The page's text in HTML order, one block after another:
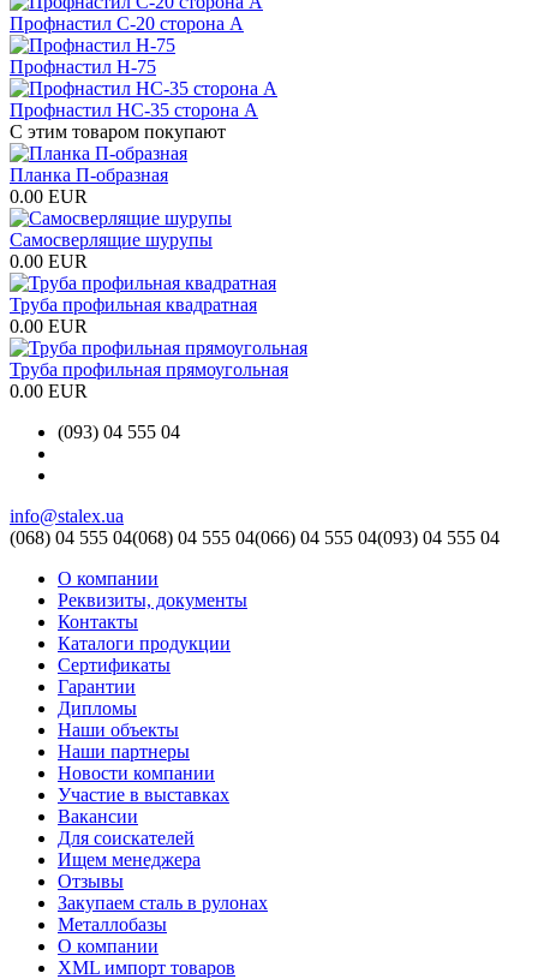
Профнастил С-20 сторона А
Профнастил Н-75
Профнастил НС-35 сторона А
С этим товаром покупают
Планка П-образная
0.00 EUR
Самосверлящие шурупы
0.00 EUR
Труба профильная квадратная
0.00 EUR
Труба профильная прямоугольная
0.00 EUR
(093) 04 555 04
info@stalex.ua
(068) 04 555 04(068) 04 555 04(066) 04 555 04(093) 04 555 04
О компании
Реквизиты, документы
Контакты
Каталоги продукции
Сертификаты
Гарантии
Дипломы
Наши объекты
Наши партнеры
Новости компании
Участие в выставках
Вакансии
Для соискателей
Ищем менеджера
Отзывы
Закупаем сталь в рулонах
Металлобазы
О компании
XML импорт товаров